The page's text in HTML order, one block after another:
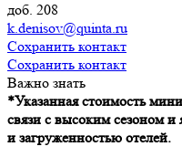
доб. 208
k.denisov@quinta.ru
Сохранить контакт
Сохранить контакт
Важно знать
*Указанная стоимость
связи с высоким сезоном
и загруженностью отелей.